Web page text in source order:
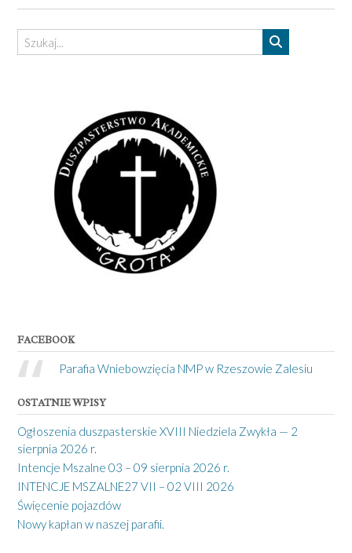
FACEBOOK
Parafia Wniebowzięcia NMP w Rzeszowie Zalesiu
OSTATNIE WPISY
Ogłoszenia duszpasterskie XVIII Niedziela Zwykła — 2
sierpnia 2026 r.
Intencje Mszalne 03 – 09 sierpnia 2026 r.
INTENCJE MSZALNE27 VII – 02 VIII 2026
Święcenie pojazdów
Nowy kapłan w naszej parafii.